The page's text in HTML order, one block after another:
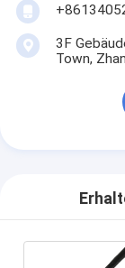
3F
Town,